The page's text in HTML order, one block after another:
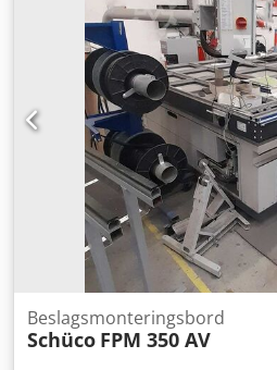
Beslagsmonteringsbord
Schüco FPM 350 AV